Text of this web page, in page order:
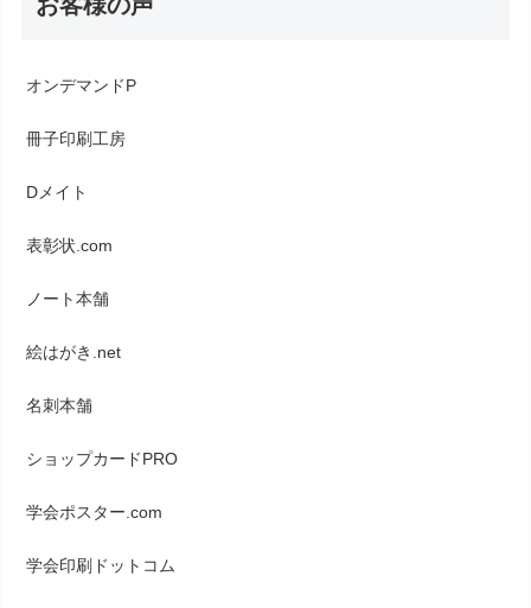
オンデマンドP
冊子印刷工房
Dメイト
表彰状.com
ノート本舗
絵はがき.net
名刺本舗
ショップカードPRO
学会ポスター.com
学会印刷ドットコム